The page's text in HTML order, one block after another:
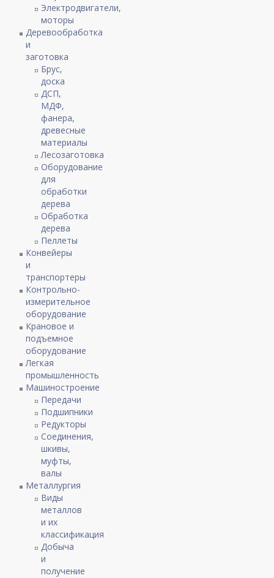
Электродвигатели,
моторы
Деревообработка
и
заготовка
Брус,
доска
ДСП,
МДФ,
фанера,
древесные
материалы
Лесозаготовка
Оборудование
для
обработки
дерева
Обработка
дерева
Пеллеты
Конвейеры
и
транспортеры
Контрольно-
измерительное
оборудование
Крановое и
подъемное
оборудование
Легкая
промышленность
Машиностроение
Передачи
Подшипники
Редукторы
Соединения,
шкивы,
муфты,
валы
Металлургия
Виды
металлов
и их
классификация
Добыча
и
получение